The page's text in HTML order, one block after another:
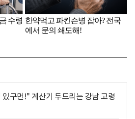
구먼!" 계산기 두드리는 강남 고령